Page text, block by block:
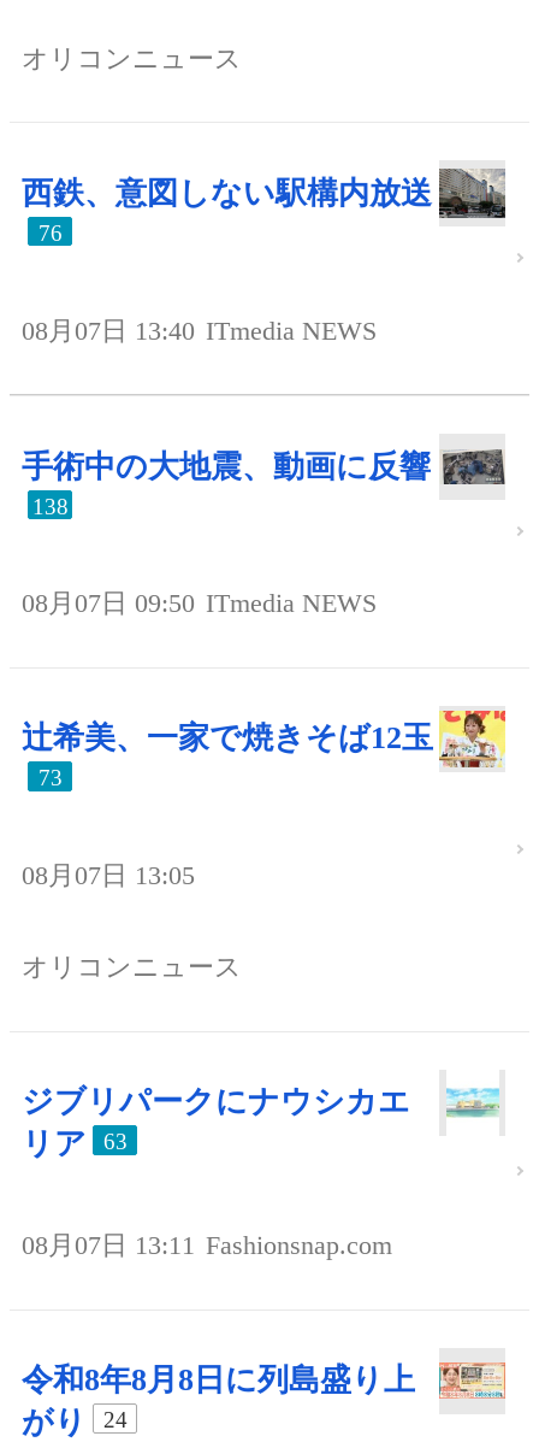
オリコンニュース
西鉄、意図しない駅構内放送
76
08月07日 13:40 ITmedia NEWS
手術中の大地震、動画に反響
138
08月07日 09:50 ITmedia NEWS
辻希美、一家で焼きそば12玉
73
08月07日 13:05
オリコンニュース
ジブリパークにナウシカエ
リア
63
08月07日 13:11 Fashionsnap.com
令和8年8月8日に列島盛り上
がり
24